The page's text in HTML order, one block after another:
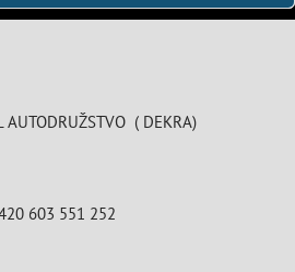
( DEKRA)
603 551 252